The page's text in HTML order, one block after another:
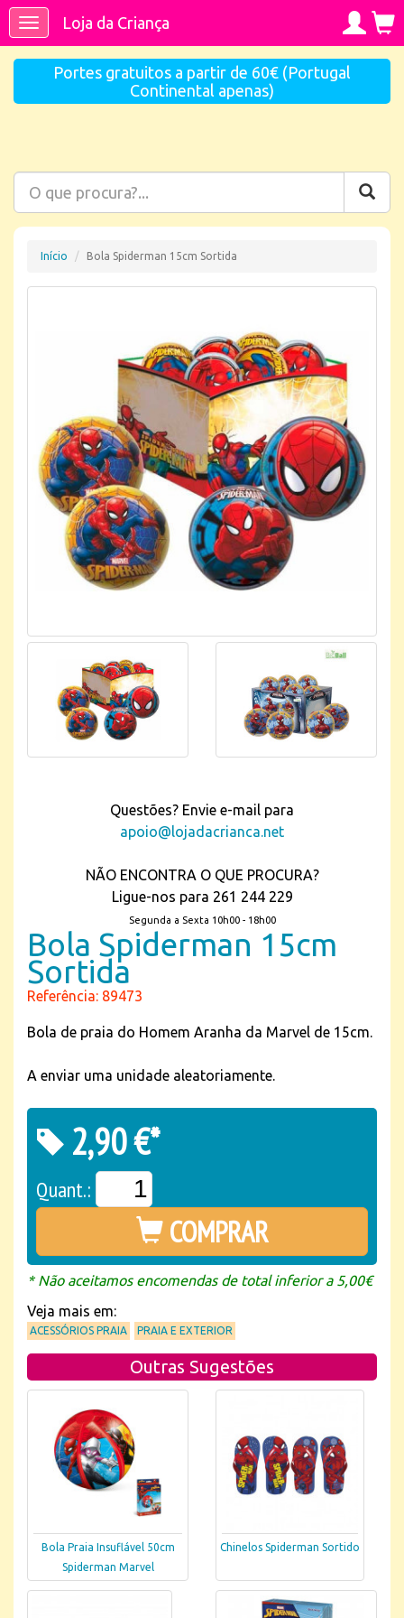
ToggleLoja da Criança
Portes gratuitos a partir de 60€ (Portugal
Continental apenas)
Início Bola Spiderman 15cm Sortida
Questões? Envie e-mail para
apoio@lojadacrianca.net
NÃO ENCONTRA O QUE PROCURA?
Ligue-nos para 261 244 229
Segunda a Sexta 10h00 - 18h00
Bola Spiderman 15cm
Sortida
Referência: 89473
Bola de praia do Homem Aranha da Marvel de 15cm.
A enviar uma unidade aleatoriamente.
2,90 €*
Quant.:
COMPRAR
* Não aceitamos encomendas de total inferior a 5,00€
Veja mais em:
ACESSÓRIOS PRAIA PRAIA E EXTERIOR
Outras Sugestões
Bola Praia Insuflável 50cm
Spiderman Marvel
Chinelos Spiderman Sortido